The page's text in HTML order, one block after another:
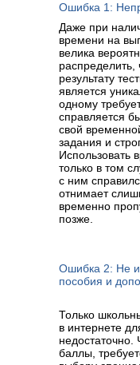
Даже при
времени на
велика
распределить,
результату
является
одному
справляется
свой
задания и
Использовать
только в том
с ним
отнимает
временно
позже.
Ошибка 1:
Только
в интернете
недостаточно.
баллы,
Ошибка 2: Не
пособия и